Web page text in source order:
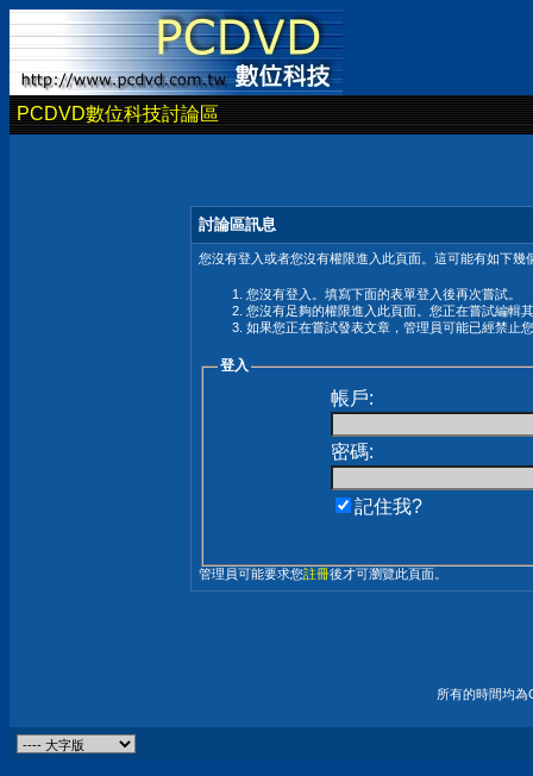
PCDVD數位科技討論區
討論區訊息
您沒有登入或者您沒有權限進入此頁面。這可能有如下幾
您沒有登入。填寫下面的表單登入後再次嘗試。
您沒有足夠的權限進入此頁面。您正在嘗試編輯
如果您正在嘗試發表文章，管理員可能已經禁止
登入
帳戶:
密碼:
記住我?
管理員可能要求您註冊後才可瀏覽此頁面。
所有的時間均為